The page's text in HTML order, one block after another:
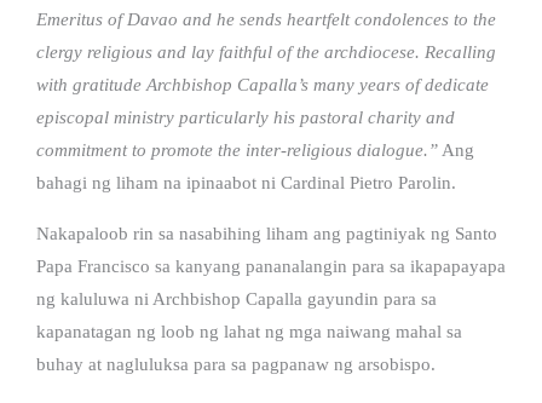
Emeritus of Davao and he sends heartfelt condolences to the
clergy religious and lay faithful of the archdiocese. Recalling
with gratitude Archbishop Capalla’s many years of dedicate
episcopal ministry particularly his pastoral charity and
commitment to promote the inter-religious dialogue.” Ang
bahagi ng liham na ipinaabot ni Cardinal Pietro Parolin.
Nakapaloob rin sa nasabihing liham ang pagtiniyak ng Santo
Papa Francisco sa kanyang pananalangin para sa ikapapayapa
ng kaluluwa ni Archbishop Capalla gayundin para sa
kapanatagan ng loob ng lahat ng mga naiwang mahal sa
buhay at nagluluksa para sa pagpanaw ng arsobispo.